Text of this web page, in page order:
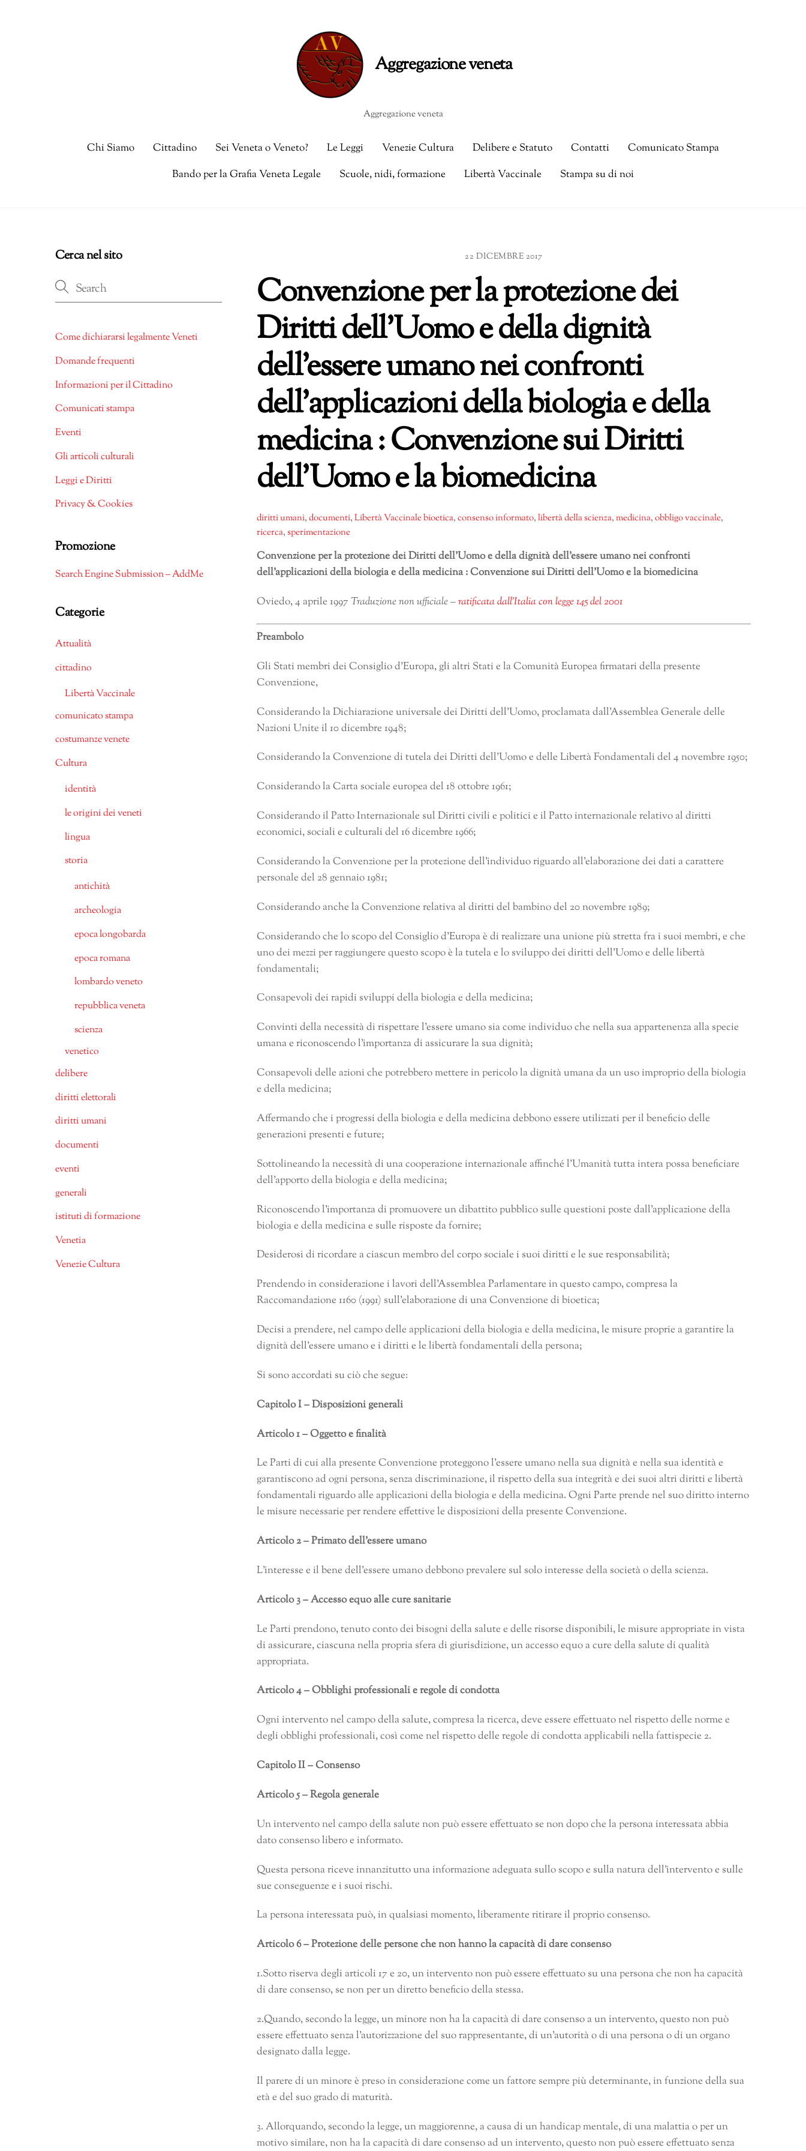
Aggregazione veneta
Chi Siamo Cittadino Sei Veneta o Veneto? Le Leggi Venezie Cultura Delibere e Statuto Contatti
Comunicato Stampa
Bando per la Grafia Veneta Legale
Scuole, nidi, formazione Libertà Vaccinale Stampa su di noi
22 DICEMBRE 2017
Convenzione per la protezione dei
Diritti dell’Uomo e della dignità
dell’essere umano nei confronti
dell’applicazioni della biologia e della
medicina : Convenzione sui Diritti
dell’Uomo e la biomedicina
diritti umani,documenti,Libertà Vaccinalebioetica,consenso informato,libertà della scienza,medicina,obbligo vaccinale,
ricerca,sperimentazione
Convenzione per la protezione dei Diritti dell’Uomo e della dignità dell’essere umano nei confronti
dell’applicazioni della biologia e della medicina : Convenzione sui Diritti dell’Uomo e la biomedicina
Oviedo, 4 aprile 1997Traduzione non ufficiale –ratificata dall’Italia con legge 145 del 2001
Preambolo
Gli Stati membri dei Consiglio d’Europa, gli altri Stati e la Comunità Europea firmatari della presente
Convenzione,
Considerando la Dichiarazione universale dei Diritti dell’Uomo, proclamata dall’Assemblea Generale delle
Nazioni Unite il 10 dicembre 1948;
Considerando la Convenzione di tutela dei Diritti dell’Uomo e delle Libertà Fondamentali del 4 novembre 1950;
Considerando la Carta sociale europea del 18 ottobre 1961;
Considerando il Patto Internazionale sul Diritti civili e politici e il Patto internazionale relativo al diritti
economici, sociali e culturali del 16 dicembre 1966;
Considerando la Convenzione per la protezione dell’individuo riguardo all’elaborazione dei dati a carattere
personale del 28 gennaio 1981;
Considerando anche la Convenzione relativa al diritti del bambino del 20 novembre 1989;
Considerando che lo scopo del Consiglio d’Europa è di realizzare una unione più stretta fra i suoi membri, e che
uno dei mezzi per raggiungere questo scopo è la tutela e lo sviluppo dei diritti dell’Uomo e delle libertà
fondamentali;
Consapevoli dei rapidi sviluppi della biologia e della medicina;
Convinti della necessità di rispettare l’essere umano sia come individuo che nella sua appartenenza alla specie
umana e riconoscendo l’importanza di assicurare la sua dignità;
Consapevoli delle azioni che potrebbero mettere in pericolo la dignità umana da un uso improprio della biologia
e della medicina;
Affermando che i progressi della biologia e della medicina debbono essere utilizzati per il beneficio delle
generazioni presenti e future;
Sottolineando la necessità di una cooperazione internazionale affinché l’Umanità tutta intera possa beneficiare
dell’apporto della biologia e della medicina;
Riconoscendo l’importanza di promuovere un dibattito pubblico sulle questioni poste dall’applicazione della
biologia e della medicina e sulle risposte da fornire;
Desiderosi di ricordare a ciascun membro del corpo sociale i suoi diritti e le sue responsabilità;
Prendendo in considerazione i lavori dell’Assemblea Parlamentare in questo campo, compresa la
Raccomandazione 1160 (1991) sull’elaborazione di una Convenzione di bioetica;
Decisi a prendere, nel campo delle applicazioni della biologia e della medicina, le misure proprie a garantire la
dignità dell’essere umano e i diritti e le libertà fondamentali della persona;
Si sono accordati su ciò che segue:
Capitolo I – Disposizioni generali
Articolo 1 – Oggetto e finalità
Le Parti di cui alla presente Convenzione proteggono l’essere umano nella sua dignità e nella sua identità e
garantiscono ad ogni persona, senza discriminazione, il rispetto della sua integrità e dei suoi altri diritti e libertà
fondamentali riguardo alle applicazioni della biologia e della medicina. Ogni Parte prende nel suo diritto interno
le misure necessarie per rendere effettive le disposizioni della presente Convenzione.
Articolo 2 – Primato dell’essere umano
L’interesse e il bene dell’essere umano debbono prevalere sul solo interesse della società o della scienza.
Articolo 3 – Accesso equo alle cure sanitarie
Le Parti prendono, tenuto conto dei bisogni della salute e delle risorse disponibili, le misure appropriate in vista
di assicurare, ciascuna nella propria sfera di giurisdizione, un accesso equo a cure della salute di qualità
appropriata.
Articolo 4 – Obblighi professionali e regole di condotta
Ogni intervento nel campo della salute, compresa la ricerca, deve essere effettuato nel rispetto delle norme e
degli obblighi professionali, così come nel rispetto delle regole di condotta applicabili nella fattispecie 2.
Capitolo II – Consenso
Articolo 5 – Regola generale
Un intervento nel campo della salute non può essere effettuato se non dopo che la persona interessata abbia
dato consenso libero e informato.
Questa persona riceve innanzitutto una informazione adeguata sullo scopo e sulla natura dell’intervento e sulle
sue conseguenze e i suoi rischi.
La persona interessata può, in qualsiasi momento, liberamente ritirare il proprio consenso.
Articolo 6 – Protezione delle persone che non hanno la capacità di dare consenso
1.Sotto riserva degli articoli 17 e 20, un intervento non può essere effettuato su una persona che non ha capacità
di dare consenso, se non per un diretto beneficio della stessa.
2.Quando, secondo la legge, un minore non ha la capacità di dare consenso a un intervento, questo non può
essere effettuato senza l’autorizzazione del suo rappresentante, di un’autorità o di una persona o di un organo
designato dalla legge.
Il parere di un minore è preso in considerazione come un fattore sempre più determinante, in funzione della sua
età e del suo grado di maturità.
3.Allorquando, secondo la legge, un maggiorenne, a causa di un handicap mentale, di una malattia o per un
motivo similare, non ha la capacità di dare consenso ad un intervento, questo non può essere effettuato senza
Cerca nel sito
Come dichiararsi legalmente Veneti
Domande frequenti
Informazioni per il Cittadino
Comunicati stampa
Eventi
Gli articoli culturali
Leggi e Diritti
Privacy & Cookies
Promozione
Search Engine Submission – AddMe
Categorie
Attualità
cittadino
Libertà Vaccinale
comunicato stampa
costumanze venete
Cultura
identità
le origini dei veneti
lingua
storia
antichità
archeologia
epoca longobarda
epoca romana
lombardo veneto
repubblica veneta
scienza
venetico
delibere
diritti elettorali
diritti umani
documenti
eventi
generali
istituti di formazione
Venetia
Venezie Cultura